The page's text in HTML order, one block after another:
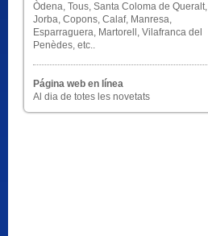
Òdena, Tous, Santa Coloma de Queralt,
Jorba, Copons, Calaf, Manresa,
Esparraguera, Martorell, Vilafranca del
Penèdes, etc..
Página web en línea
Al dia de totes les novetats